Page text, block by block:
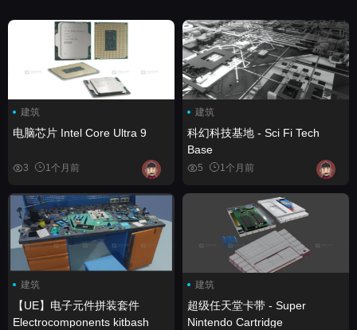
建筑
电脑芯片 Intel Core Ultra 9
3 1个月前
建筑
科幻科技基地 - Sci Fi Tech
Base
5 1个月前
建筑
【UE】电子元件拼装套件
Electrocomponents kitbash
建筑
超级任天堂卡带 - Super
Nintendo Cartridge